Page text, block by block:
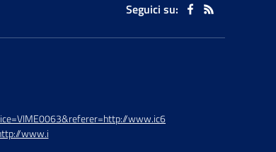
Seguici su:
www.ic6
www.i